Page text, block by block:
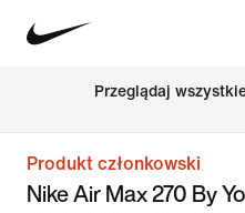
Przeglądaj
Produkt członkowski
Nike Air Max 270 By